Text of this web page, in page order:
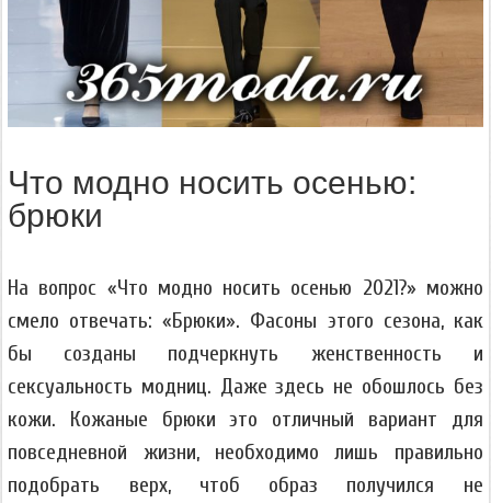
Что модно носить осенью:
брюки
На вопрос «Что модно носить осенью 2021?» можно
смело отвечать: «Брюки». Фасоны этого сезона, как
бы созданы подчеркнуть женственность и
сексуальность модниц. Даже здесь не обошлось без
кожи. Кожаные брюки это отличный вариант для
повседневной жизни, необходимо лишь правильно
подобрать верх, чтоб образ получился не